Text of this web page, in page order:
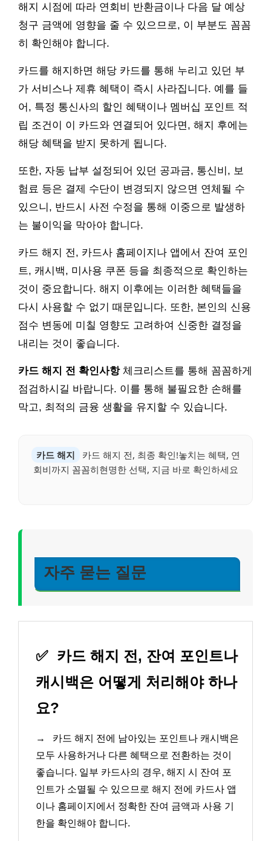
해지 시점에 따라 연회비 반환금이나 다음 달 예상
청구 금액에 영향을 줄 수 있으므로, 이 부분도 꼼꼼
히 확인해야 합니다.
카드를 해지하면 해당 카드를 통해 누리고 있던 부
가 서비스나 제휴 혜택이 즉시 사라집니다. 예를 들
어, 특정 통신사의 할인 혜택이나 멤버십 포인트 적
립 조건이 이 카드와 연결되어 있다면, 해지 후에는
해당 혜택을 받지 못하게 됩니다.
또한, 자동 납부 설정되어 있던 공과금, 통신비, 보
험료 등은 결제 수단이 변경되지 않으면 연체될 수
있으니, 반드시 사전 수정을 통해 이중으로 발생하
는 불이익을 막아야 합니다.
카드 해지 전, 카드사 홈페이지나 앱에서 잔여 포인
트, 캐시백, 미사용 쿠폰 등을 최종적으로 확인하는
것이 중요합니다. 해지 이후에는 이러한 혜택들을
다시 사용할 수 없기 때문입니다. 또한, 본인의 신용
점수 변동에 미칠 영향도 고려하여 신중한 결정을
내리는 것이 좋습니다.
카드 해지 전 확인사항체크리스트를 통해 꼼꼼하게
점검하시길 바랍니다. 이를 통해 불필요한 손해를
막고, 최적의 금융 생활을 유지할 수 있습니다.
카드 해지
카드 해지 전, 최종 확인!놓치는 혜택, 연
회비까지 꼼꼼히현명한 선택, 지금 바로 확인하세요
자주 묻는 질문
✅ 카드 해지 전, 잔여 포인트나
캐시백은 어떻게 처리해야 하나
요?
→
카드 해지 전에 남아있는 포인트나 캐시백은
모두 사용하거나 다른 혜택으로 전환하는 것이
좋습니다. 일부 카드사의 경우, 해지 시 잔여 포
인트가 소멸될 수 있으므로 해지 전에 카드사 앱
이나 홈페이지에서 정확한 잔여 금액과 사용 기
한을 확인해야 합니다.